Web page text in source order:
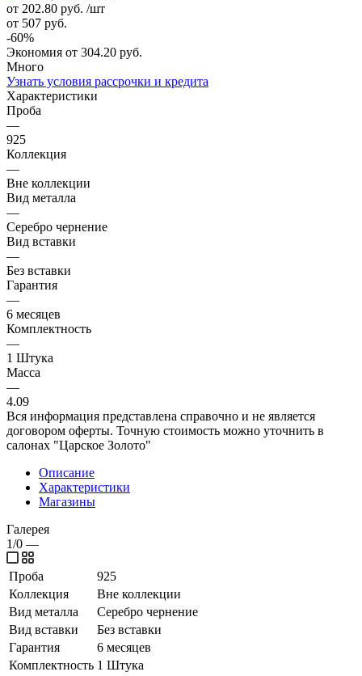
от 202.80 руб. /шт
от 507 руб.
-60%
Экономия от 304.20 руб.
Много
Узнать условия рассрочки и кредита
Характеристики
Проба
—
925
Коллекция
—
Вне коллекции
Вид металла
—
Серебро чернение
Вид вставки
—
Без вставки
Гарантия
—
6 месяцев
Комплектность
—
1 Штука
Масса
—
4.09
Вся информация представлена справочно и не является
договором оферты. Точную стоимость можно уточнить в
салонах "Царское Золото"
Описание
Характеристики
Магазины
Галерея
1/0 —
Проба
925
Коллекция
Вне коллекции
Вид металла
Серебро чернение
Вид вставки
Без вставки
Гарантия
6 месяцев
Комплектность 1 Штука